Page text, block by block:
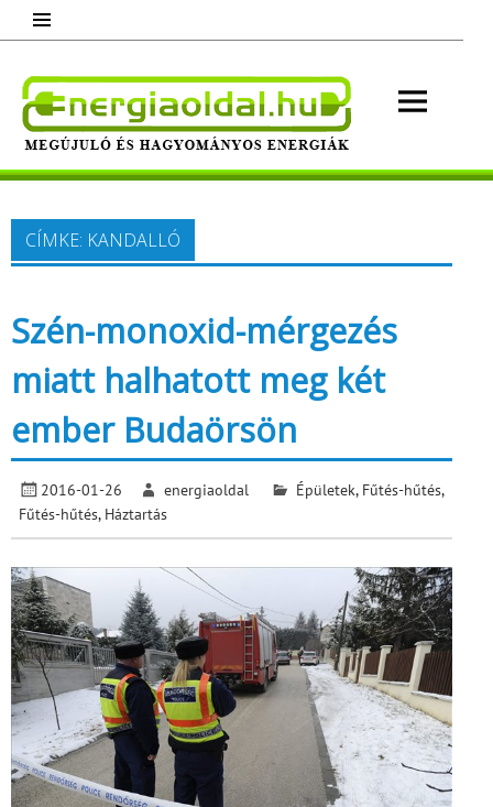
content
Megújuló és hagyományos energiák.
Minden, ami energia!
CÍMKE: KANDALLÓ
Szén-monoxid-mérgezés
miatt halhatott meg két
ember Budaörsön
2016-01-26 energiaoldal Épületek, Fűtés-hűtés,
Fűtés-hűtés, Háztartás